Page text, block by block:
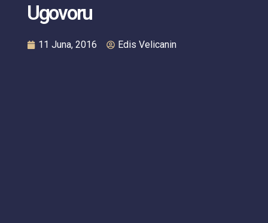
Ugovoru
11 Juna, 2016 Edis Velicanin